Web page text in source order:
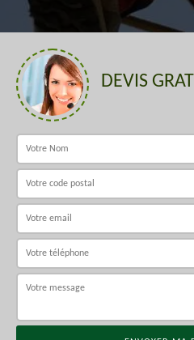
DEVIS